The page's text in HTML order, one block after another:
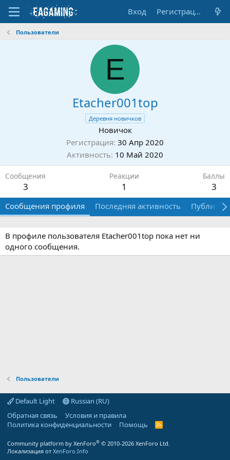
Вход Регистрация
Пользователи
E
Etacher001top
Деревня новичков
Новичок
Регистрация 30 Апр 2020
Активность 10 Май 2020
Сообщения
3
Реакции
1
Баллы
3
Сообщения профиля Последняя активность
В профиле пользователя Etacher001top пока нет ни
одного сообщения.
Пользователи
Default Light
Russian (RU)
Обратная связь
Условия и правила
Политика конфиденциальности
Помощь
R
Community platform by XenForo® © 2010-2026 XenForo Ltd.
Локализация от XenForo.Info